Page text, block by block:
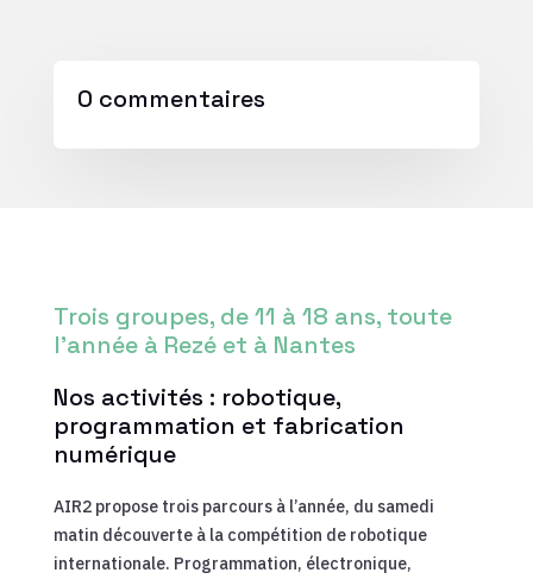
0 commentaires
Trois groupes, de 11 à 18 ans, toute
l’année à Rezé et à Nantes
Nos activités : robotique,
programmation et fabrication
numérique
AIR2 propose trois parcours à l’année, du samedi
matin découverte à la compétition de robotique
internationale. Programmation, électronique,